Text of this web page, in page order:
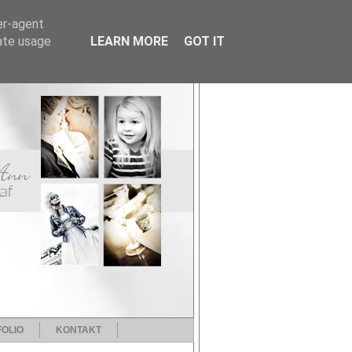
KONTAKT
agent
usage
LEARN MORE GOT IT